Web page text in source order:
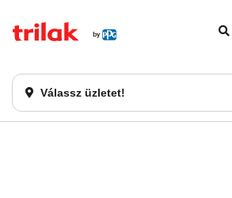
Válassz üzletet!
Fontos tájékoztatás!